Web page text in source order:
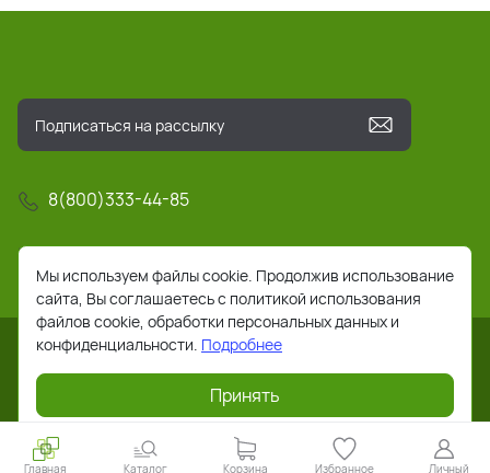
8(800)333-44-85
info@pochta-rts.ru
2026 © Все права защищены. Работает наReadyScript
Главная Каталог Корзина Избранное Личный
Мы используем файлы cookie. Продолжив использование
сайта, Вы соглашаетесь с политикой использования
файлов cookie, обработки персональных данных и
конфиденциальности. Подробнее
Принять